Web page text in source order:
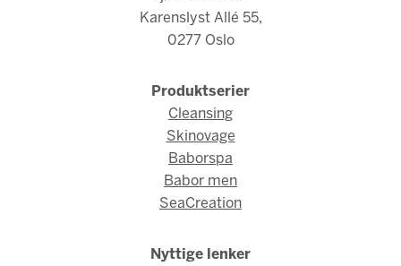
Karenslyst Allé 55,
0277 Oslo
Produktserier
Cleansing
Skinovage
Baborspa
Babor men
SeaCreation
Nyttige lenker